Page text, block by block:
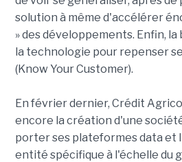
solution à même d'accélérer
» des développements. Enfin, la
la technologie pour repenser
(Know Your Customer).
En février dernier, Crédit
encore la création d'une
porter ses plateformes data et
entité spécifique à l'échelle du